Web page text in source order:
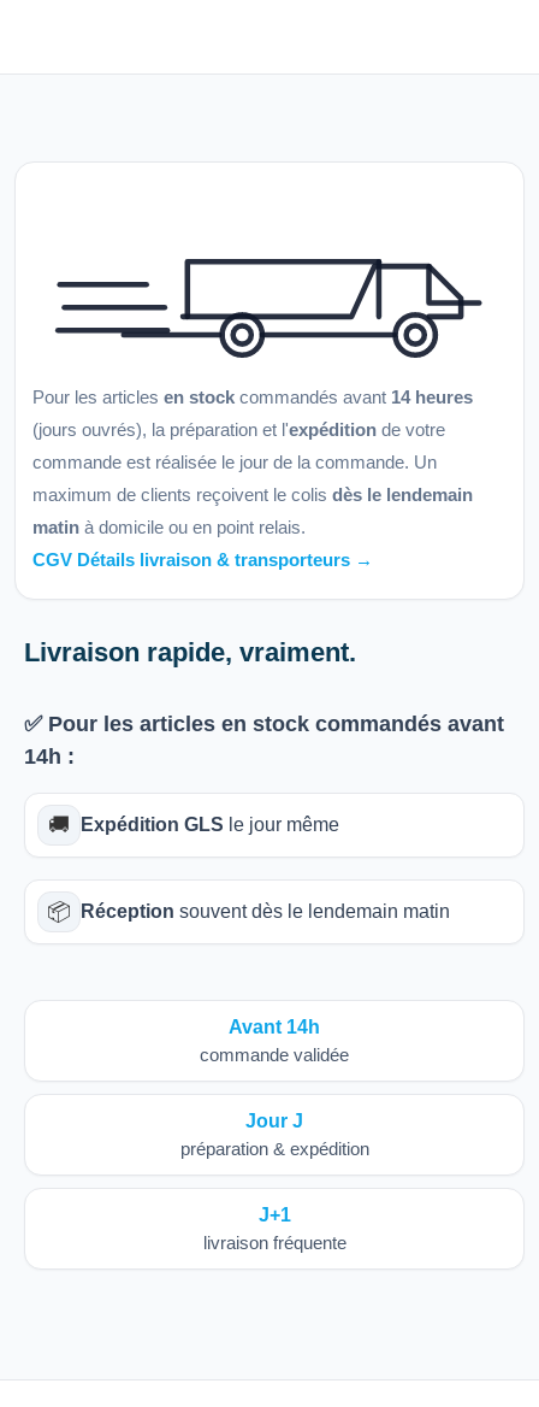
Pour les articles en stock commandés avant 14 heures
(jours ouvrés), la préparation et l'expédition de votre
commande est réalisée le jour de la commande. Un
maximum de clients reçoivent le colis dès le lendemain
matin à domicile ou en point relais.
CGV Détails livraison & transporteurs →
Livraison rapide, vraiment.
✅ Pour les articles en stock commandés avant
14h :
🚚 Expédition GLS le jour même
📦 Réception souvent dès le lendemain matin
Avant 14h
commande validée
Jour J
préparation & expédition
J+1
livraison fréquente